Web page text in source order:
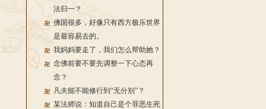
法归一？
佛国很多，好像只有西方极乐世界
是最容易去的。
我妈妈要走了，我们怎么帮助她？
念佛前要不要先调整一下心态再
念？
凡夫能不能修行到“无分别”？
某法师说：知道自己是个罪恶生死